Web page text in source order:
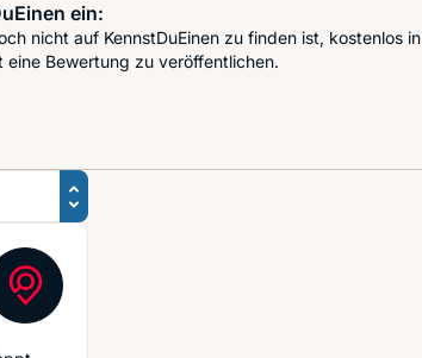
ein:
nicht auf KennstDuEinen zu finden ist, kostenlos in
Bewertung zu veröffentlichen.